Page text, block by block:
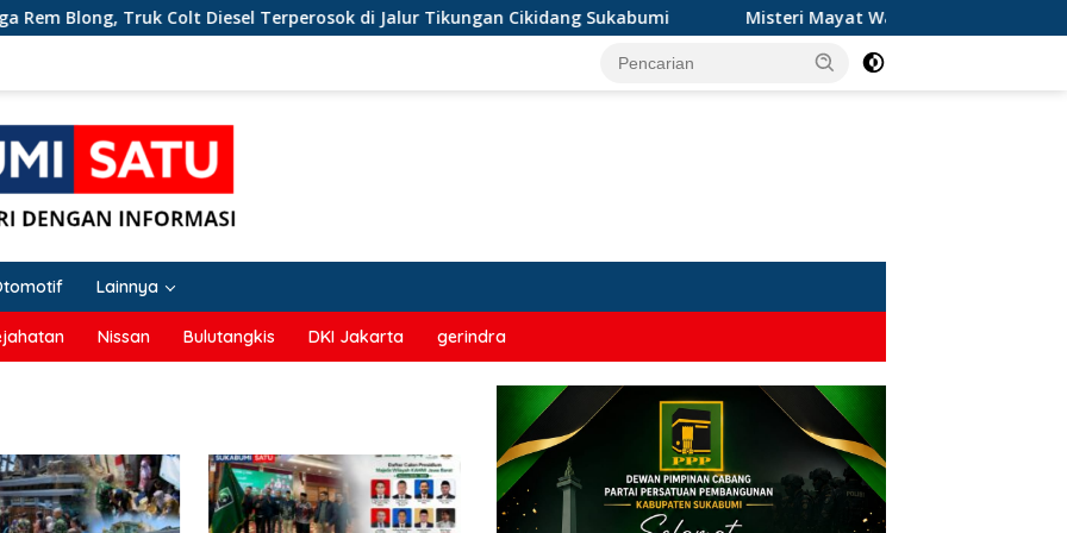
Truk Colt Diesel Terperosok di Jalur Tikungan Cikidang Sukabumi Misteri Mayat Wanita Tanpa Atasan di Sungai
Lainnya
Nissan Bulutangkis DKI Jakarta gerindra